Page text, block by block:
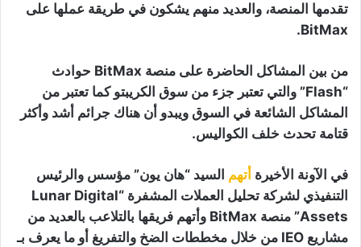
تقدمها المنصة، والعديد منهم يشكون في طريقة عملها على
BitMax.
من بين المشاكل الحاضرة على منصة BitMax حوادث
“Flash” والتي تعتبر جزء من سوق الكريبتو كما تعتبر من
المشاكل الشائعة في السوق ويبدو أن هناك جرائم أشد وأكثر
قتامة تحدث خلف الكواليس.
في الآونة الأخيرة أتهم السيد “هان يون” مؤسس والرئيس
التنفيذي لشركة تحليل العملات المشفرة “Lunar Digital
Assets” منصة BitMax وأتهم فريقها بالتلاعب بالعديد من
مشاريع IEO من خلال مخططات الضخ والتفريغ أو ما يعرف بـ